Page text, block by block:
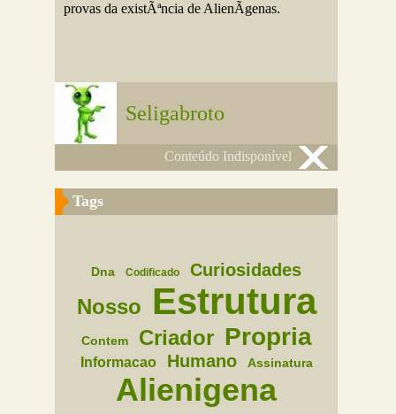
provas da existÃªncia de AlienÃ­genas.
Seligabroto
Conteúdo Indisponível
Tags
Dna Codificado Curiosidades
Nosso Estrutura
Contem Criador Propria
Informacao Humano Assinatura
Alienigena